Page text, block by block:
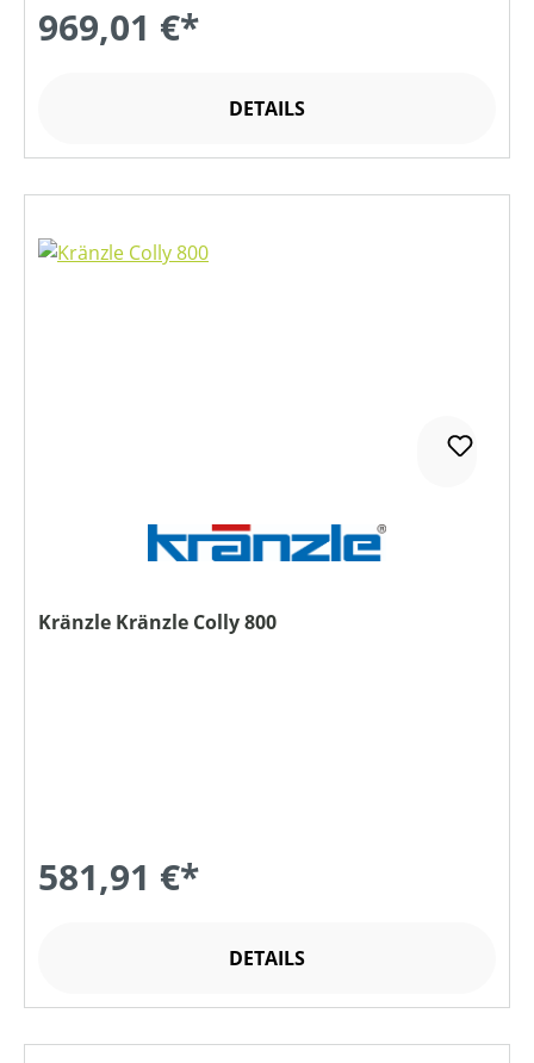
969,01 €*
DETAILS
Kränzle Kränzle Colly 800
581,91 €*
DETAILS